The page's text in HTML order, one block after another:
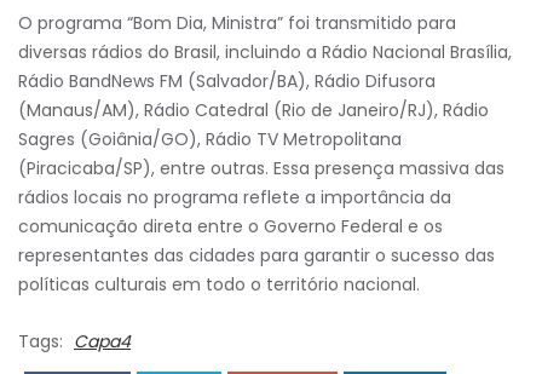
O programa “Bom Dia, Ministra” foi transmitido para
diversas rádios do Brasil, incluindo a Rádio Nacional Brasília,
Rádio BandNews FM (Salvador/BA), Rádio Difusora
(Manaus/AM), Rádio Catedral (Rio de Janeiro/RJ), Rádio
Sagres (Goiânia/GO), Rádio TV Metropolitana
(Piracicaba/SP), entre outras. Essa presença massiva das
rádios locais no programa reflete a importância da
comunicação direta entre o Governo Federal e os
representantes das cidades para garantir o sucesso das
políticas culturais em todo o território nacional.
Tags: Capa4